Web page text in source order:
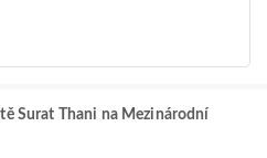
Surat Thani na Mezinárodní